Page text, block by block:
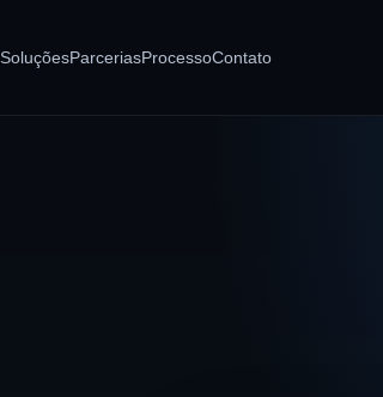
SoluçõesParceriasProcessoContato